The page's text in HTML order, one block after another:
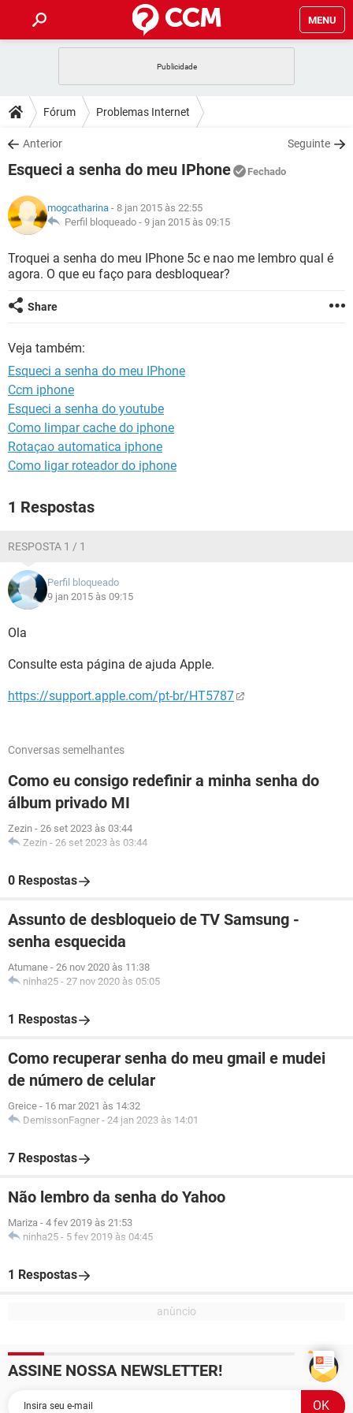
MENU
CELULAR FACEBOOK
OUTLOOK
INSTAGRAM GMAIL
GUIA DE COMPRAS
DICAS
JOGOS WHATSAPP
INSTAGRAM GMAIL
GUIA DE COMPRAS
DOWNLOADS
JOGOS WHATSAPP
CELULAR
OUTLOOK EXCEL
INSTAGRAM GMAIL
GUIA DE COMPRAS
FÓRUM
JOGOS WHATSAPP
CELULAR
OUTLOOK EXCEL
GLOSSÁRIO
WHATSAPP
CELULAR FACEBOOK
OUTLOOK
GUIA DE COMPRAS
Fórum Problemas Internet
Anterior Seguinte
Esqueci a senha do meu IPhone Fechado
mogcatharina - 8 jan 2015 às 22:55
Perfil bloqueado - 9 jan 2015 às 09:15
Troquei a senha do meu IPhone 5c e nao me lembro qual é
agora. O que eu faço para desbloquear?
Share
Veja também:
Esqueci a senha do meu IPhone
Ccm iphone
Esqueci a senha do youtube
Como limpar cache do iphone
Rotaçao automatica iphone
Como ligar roteador do iphone
1 Respostas
RESPOSTA 1 / 1
Perfil bloqueado
9 jan 2015 às 09:15
Ola
Consulte esta página de ajuda Apple.
https://support.apple.com/pt-br/HT5787
Conversas semelhantes
Como eu consigo redefinir a minha senha do
álbum privado MI
Zezin - 26 set 2023 às 03:44
Zezin - 26 set 2023 às 03:44
0 Respostas
Assunto de desbloqueio de TV Samsung -
senha esquecida
Atumane - 26 nov 2020 às 11:38
ninha25 - 27 nov 2020 às 05:05
1 Respostas
Como recuperar senha do meu gmail e mudei
de número de celular
Greice - 16 mar 2021 às 14:32
DemissonFagner - 24 jan 2023 às 14:01
7 Respostas
Não lembro da senha do Yahoo
Mariza - 4 fev 2019 às 21:53
ninha25 - 5 fev 2019 às 04:45
1 Respostas
ASSINE NOSSA NEWSLETTER!